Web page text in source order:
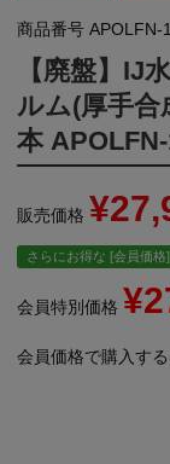
商品番号 APOLFN-
【廃盤】IJ
ルム(厚手合
本
販売価格 ¥
さらにお得な [会員価格]
会員特別価格 ¥
会員価格で購入す